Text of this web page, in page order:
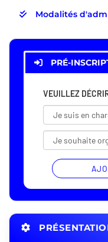
Modalités
PRÉ-
VEUILLEZ